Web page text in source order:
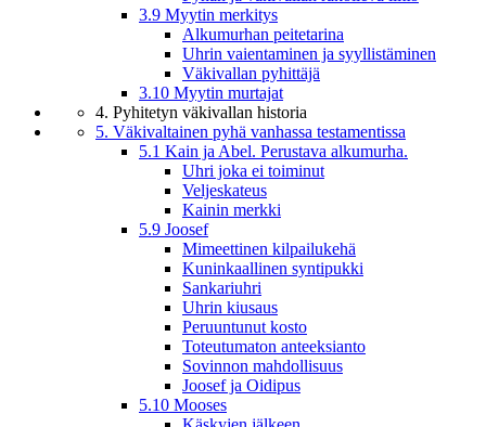
3.9 Myytin merkitys
Alkumurhan peitetarina
Uhrin vaientaminen ja syyllistäminen
Väkivallan pyhittäjä
3.10 Myytin murtajat
4. Pyhitetyn väkivallan historia
5. Väkivaltainen pyhä vanhassa testamentissa
5.1 Kain ja Abel. Perustava alkumurha.
Uhri joka ei toiminut
Veljeskateus
Kainin merkki
5.9 Joosef
Mimeettinen kilpailukehä
Kuninkaallinen syntipukki
Sankariuhri
Uhrin kiusaus
Peruuntunut kosto
Toteutumaton anteeksianto
Sovinnon mahdollisuus
Joosef ja Oidipus
5.10 Mooses